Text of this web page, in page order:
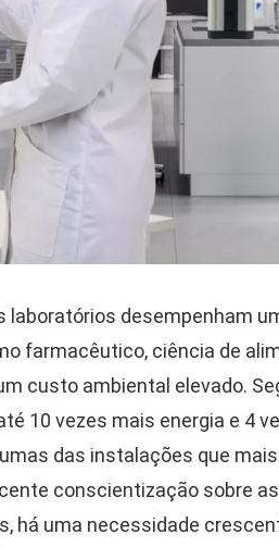
laboratórios desempenham
farmacêutico, ciência de
custo ambiental elevado.
10 vezes mais energia e 4
das instalações que
conscientização sobre
há uma necessidade